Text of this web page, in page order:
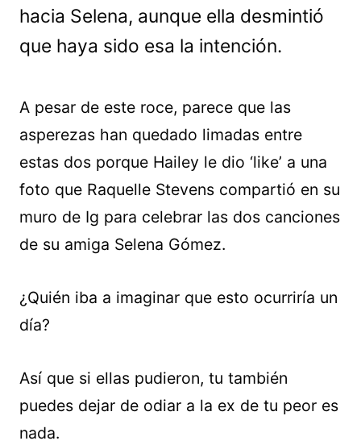
hacia Selena, aunque ella desmintió
que haya sido esa la intención.
A pesar de este roce, parece que las
asperezas han quedado limadas entre
estas dos porque Hailey le dio ‘like’ a una
foto que Raquelle Stevens compartió en su
muro de Ig para celebrar las dos canciones
de su amiga Selena Gómez.
¿Quién iba a imaginar que esto ocurriría un
día?
Así que si ellas pudieron, tu también
puedes dejar de odiar a la ex de tu peor es
nada.